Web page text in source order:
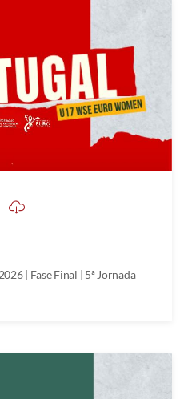
| Fase Final | 5ª Jornada